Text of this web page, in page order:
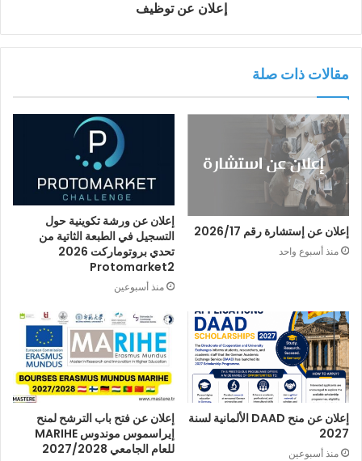
إعلان عن توظيف
مقالات ذات صلة
إعلان عن إستشارة رقم 2026/17
منذ أسبوع واحد
إعلان عن ورشة تكوينية حول
التسجيل في الطبعة الثاتية من
تحدي بروتوماركت 2026
Protomarket2
منذ أسبوعين
إعلان عن منح DAAD الألمانية لسنة
2027
منذ أسبوعين
إعلان عن فتح باب الترشح لمنح
إيراسموس موندوس MARIHE
للعام الجامعي 2027/2028